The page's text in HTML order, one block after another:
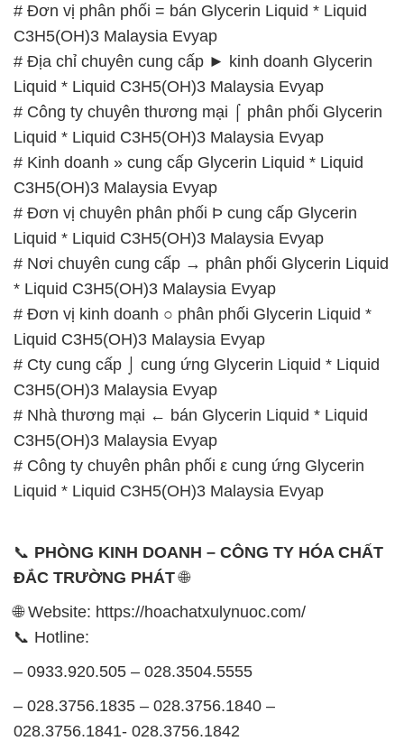
# Đơn vị phân phối = bán Glycerin Liquid * Liquid
C3H5(OH)3 Malaysia Evyap
# Địa chỉ chuyên cung cấp ► kinh doanh Glycerin
Liquid * Liquid C3H5(OH)3 Malaysia Evyap
# Công ty chuyên thương mại ⌠ phân phối Glycerin
Liquid * Liquid C3H5(OH)3 Malaysia Evyap
# Kinh doanh » cung cấp Glycerin Liquid * Liquid
C3H5(OH)3 Malaysia Evyap
# Đơn vị chuyên phân phối Þ cung cấp Glycerin
Liquid * Liquid C3H5(OH)3 Malaysia Evyap
# Nơi chuyên cung cấp → phân phối Glycerin Liquid
* Liquid C3H5(OH)3 Malaysia Evyap
# Đơn vị kinh doanh ○ phân phối Glycerin Liquid *
Liquid C3H5(OH)3 Malaysia Evyap
# Cty cung cấp ⌡ cung ứng Glycerin Liquid * Liquid
C3H5(OH)3 Malaysia Evyap
# Nhà thương mại ← bán Glycerin Liquid * Liquid
C3H5(OH)3 Malaysia Evyap
# Công ty chuyên phân phối ε cung ứng Glycerin
Liquid * Liquid C3H5(OH)3 Malaysia Evyap
📞 PHÒNG KINH DOANH – CÔNG TY HÓA CHẤT
ĐẮC TRƯỜNG PHÁT🌐
🌐 Website: https://hoachatxulynuoc.com/
📞 Hotline:
– 0933.920.505 – 028.3504.5555
– 028.3756.1835 – 028.3756.1840 –
028.3756.1841- 028.3756.1842